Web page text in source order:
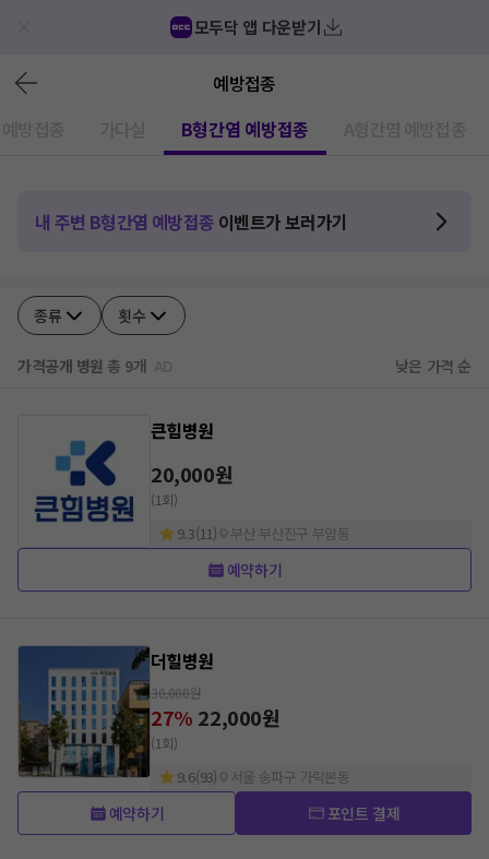
모두닥 앱 다운받기
예방접종
B형간염 예방접종
내 주변 B형간염 예방접종 이벤트가 보러가기
종류 횟수
가격공개 병원 총 9개 낮은 가격 순
큰힘병원
20,000원
(1회)
9.3(11) 부산 부산진구 부암동
예약하기
더힐병원
30,000원
27% 22,000원
(1회)
9.6(93) 서울 송파구 가락본동
예약하기 포인트 결제